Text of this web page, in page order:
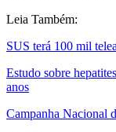
Leia Também:
SUS terá 100 mil
Estudo sobre
anos
Campanha Nacional